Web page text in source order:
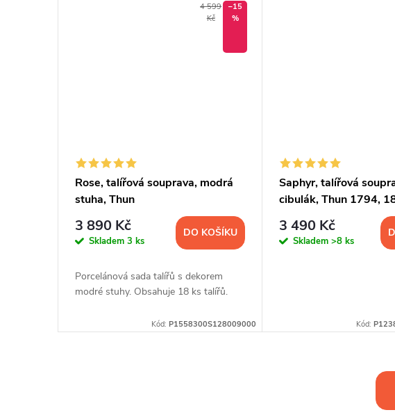
4 599
Kč
–15
%
Rose, talířová souprava, modrá
stuha, Thun
3 890 Kč
Skladem 3 ks
DO KOŠÍKU
Porcelánová sada talířů s dekorem
modré stuhy. Obsahuje 18 ks talířů.
Kód:P1558300S128009000
Saphyr, talířová
cibulák, Thun 1794,
3 490 Kč
Skladem>8 ks
Kód: